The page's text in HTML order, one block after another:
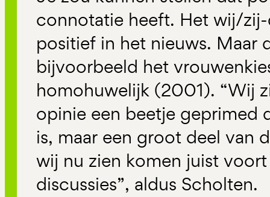
connotatie heeft. Het wij/
positief in het nieuws. Maar
bijvoorbeeld het
homohuwelijk (2001). “Wij
opinie een beetje geprimed
is, maar een groot deel van
wij nu zien komen juist
discussies”, aldus Scholten.